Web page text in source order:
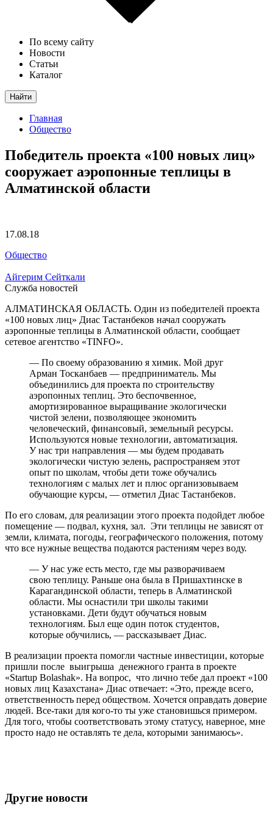
По всему сайту
Новости
Статьи
Каталог
Найти
Главная
Общество
Победитель проекта «100 новых лиц»
сооружает аэропонные теплицы в
Алматинской области
17.08.18
Общество
Айгерим Сейткали
Служба новостей
АЛМАТИНСКАЯ ОБЛАСТЬ. Один из победителей проекта
«100 новых лиц» Диас Тастанбеков начал сооружать
аэропонные теплицы в Алматинской области, сообщает
сетевое агентство «TINFO».
— По своему образованию я химик. Мой друг
Арман Тосканбаев — предприниматель. Мы
объединились для проекта по строительству
аэропонных теплиц. Это беспочвенное,
амортизированное выращивание экологически
чистой зелени, позволяющее экономить
человеческий, финансовый, земельный ресурсы.
Используются новые технологии, автоматизация.
У нас три направления — мы будем продавать
экологически чистую зелень, распространяем этот
опыт по школам, чтобы дети тоже обучались
технологиям с малых лет и плюс организовываем
обучающие курсы, — отметил Диас Тастанбеков.
По его словам, для реализации этого проекта подойдет любое
помещение — подвал, кухня, зал. Эти теплицы не зависят от
земли, климата, погоды, географического положения, потому
что все нужные вещества подаются растениям через воду.
— У нас уже есть место, где мы разворачиваем
свою теплицу. Раньше она была в Пришахтинске в
Карагандинской области, теперь в Алматинской
области. Мы оснастили три школы такими
установками. Дети будут обучаться новым
технологиям. Был еще один поток студентов,
которые обучились, — рассказывает Диас.
В реализации проекта помогли частные инвестиции, которые
пришли после выигрыша денежного гранта в проекте
«Startup Bolashak». На вопрос, что лично тебе дал проект «100
новых лиц Казахстана» Диас отвечает: «Это, прежде всего,
ответственность перед обществом. Хочется оправдать доверие
людей. Все-таки для кого-то ты уже становишься примером.
Для того, чтобы соответствовать этому статусу, наверное, мне
просто надо не оставлять те дела, которыми занимаюсь».
Другие новости